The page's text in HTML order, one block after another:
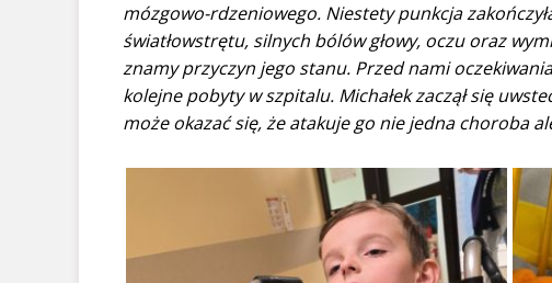
mózgowo-rdzeniowego. Niestety punkcja
światłowstrętu, silnych bólów głowy, oczu oraz
znamy przyczyn jego stanu. Przed nami
kolejne pobyty w szpitalu. Michałek zaczął się
może okazać się, że atakuje go nie jedna choroba